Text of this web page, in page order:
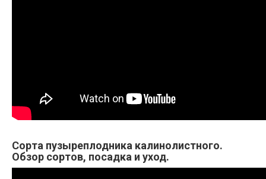
Сорта пузыреплодника калинолистного.
Обзор сортов, посадка и уход.